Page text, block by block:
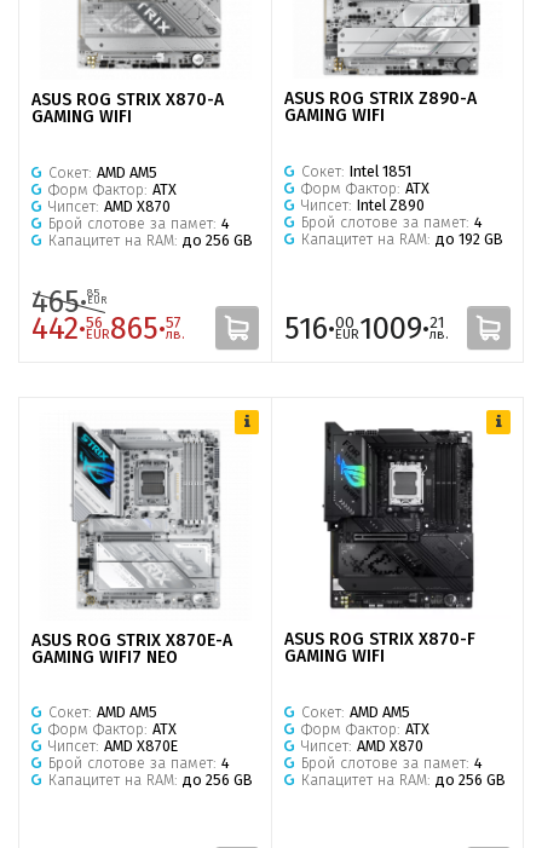
ASUS ROG STRIX X870-A
GAMING WIFI
Сокет: AMD AM5
Форм Фактор: ATX
Чипсет: AMD X870
Брой слотове за памет: 4
Капацитет на RAM: до 256 GB
465·85
EUR
442·56
EUR865·57
лв.
ASUS ROG STRIX Z890-A
GAMING WIFI
Сокет: Intel 1851
Форм Фактор: ATX
Чипсет: Intel Z890
Брой слотове за памет: 4
Капацитет на RAM: до 192 GB
516·00
EUR1009·21
лв.
ASUS ROG STRIX X870E-A
GAMING WIFI7 NEO
Сокет: AMD AM5
Форм Фактор: ATX
Чипсет: AMD X870E
Брой слотове за памет: 4
Капацитет на RAM: до 256 GB
ASUS ROG STRIX X870-F
GAMING WIFI
Сокет: AMD AM5
Форм Фактор: ATX
Чипсет: AMD X870
Брой слотове за памет: 4
Капацитет на RAM: до 256 GB